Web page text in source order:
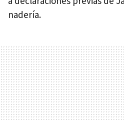
nadería.